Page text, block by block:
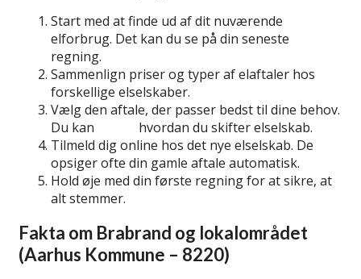
Start med at finde ud af dit nuværende
elforbrug. Det kan du se på din seneste
regning.
Sammenlign priser og typer af elaftaler hos
forskellige elselskaber.
Vælg den aftale, der passer bedst til dine behov.
Du kan
hvordan du skifter elselskab.
Tilmeld dig online hos det nye elselskab. De
opsiger ofte din gamle aftale automatisk.
Hold øje med din første regning for at sikre, at
alt stemmer.
Fakta om Brabrand og lokalområdet
(Aarhus Kommune – 8220)